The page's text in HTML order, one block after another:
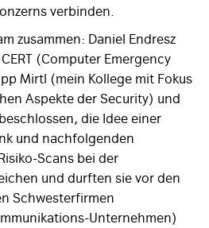
verbinden.
zusammen: Daniel Endresz
(Computer Emergency
Mirtl (mein Kollege mit Fokus
Aspekte der Security) und
die Idee einer
und nachfolgenden
Scans bei der
und durften sie vor den
Schwesterfirmen
Unternehmen)